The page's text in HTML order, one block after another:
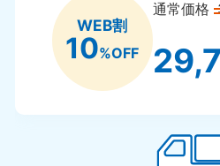
WEB割
10%OFF
通常価格